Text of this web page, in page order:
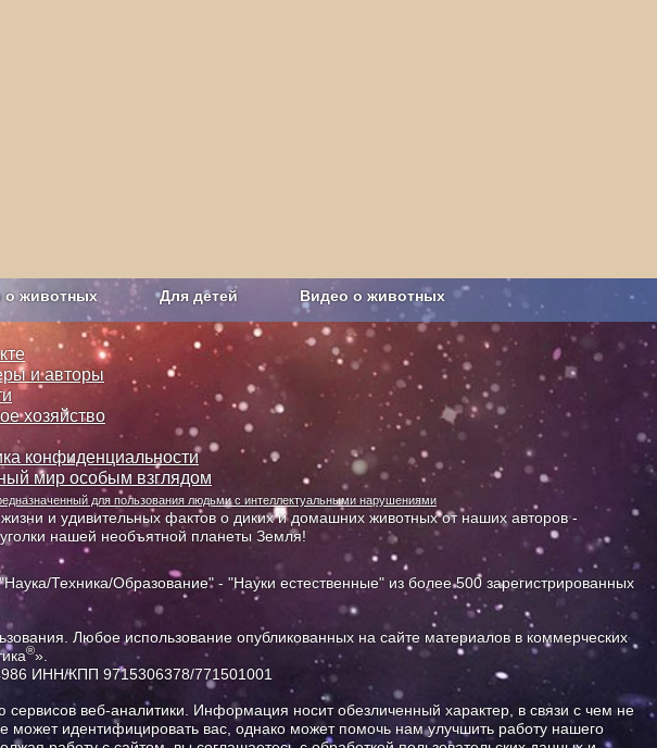
о животных Для детей Видео о животных
Сельское хозяйство
и авторы
хозяйство
конфиденциальности
мир особым взглядом
для пользования людьми с интеллектуальными нарушениями
и удивительных фактов о диких и домашних животных от наших авторов -
нашей необъятной планеты Земля!
Техника/Образование" - "Науки естественные" из более 500 зарегистрированных
Любое использование опубликованных на сайте материалов в коммерческих
®».
ИНН/КПП 9715306378/771501001
веб-аналитики. Информация носит обезличенный характер, в связи с чем не
идентифицировать вас, однако может помочь нам улучшить работу нашего